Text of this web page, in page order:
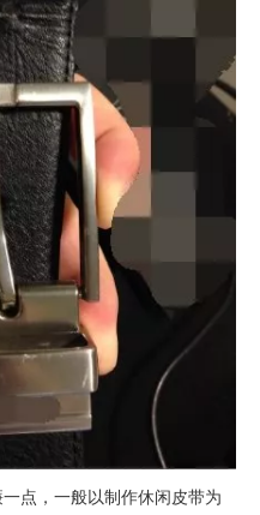
，一般以制作休闲皮带为